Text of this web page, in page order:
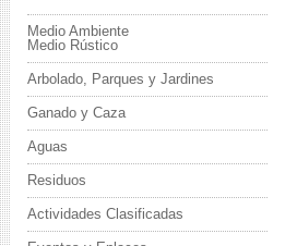
Medio Ambiente
Medio Rústico
Arbolado, Parques y Jardines
Ganado y Caza
Aguas
Residuos
Actividades Clasificadas